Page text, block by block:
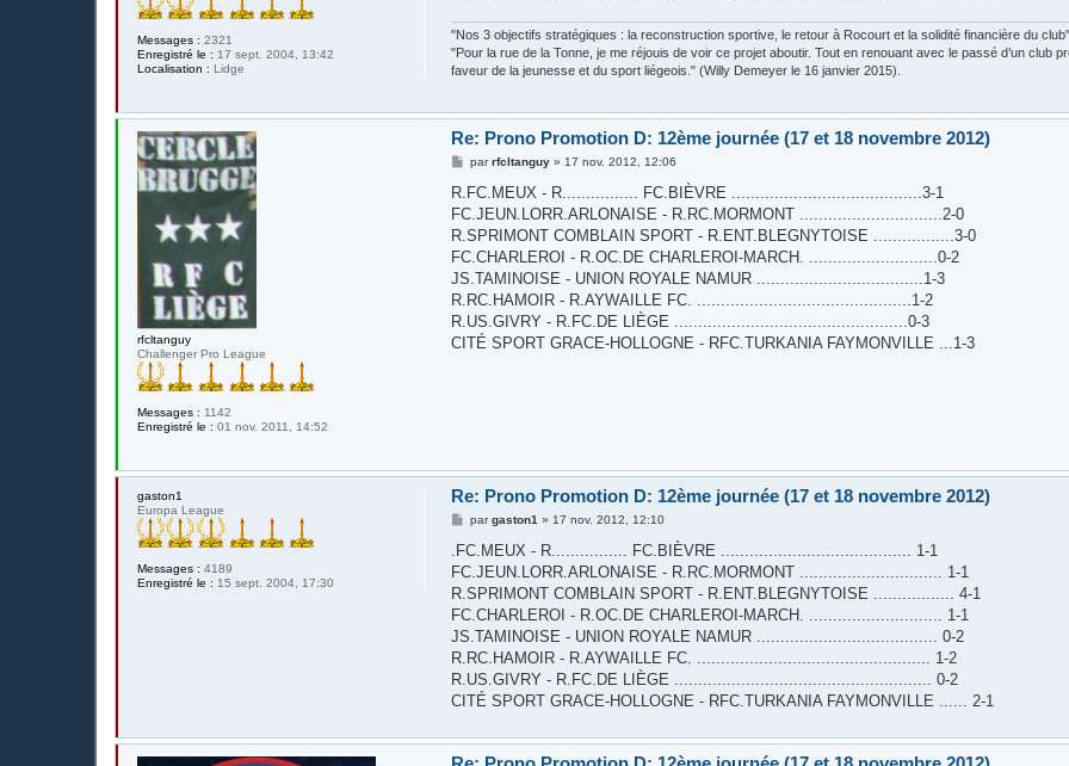
Messages : 2321
Enregistré le : 17 sept. 2004, 13:42
Localisation : Lidge
"Nos 3 objectifs stratégiques : la reconstruction sportive, le retour à Rocourt et la solidité financière du
"Pour la rue de la Tonne, je me réjouis de voir ce projet aboutir. Tout en renouant avec le passé d’un club
faveur de la jeunesse et du sport liégeois." (Willy Demeyer le 16 janvier 2015).
rfcltanguy
Challenger Pro League
Messages : 1142
Enregistré le : 01 nov. 2011, 14:52
Re: Prono Promotion D: 12ème journée (17 et 18 novembre 2012)
M
s
a
g
parrfcltanguy » 17 nov. 2012, 12:06
R.FC.MEUX - R................ FC.BIÈVRE ........................................3-1
FC.JEUN.LORR.ARLONAISE - R.RC.MORMONT ..............................2-0
R.SPRIMONT COMBLAIN SPORT - R.ENT.BLEGNYTOISE .................3-0
FC.CHARLEROI - R.OC.DE CHARLEROI-MARCH. ...........................0-2
JS.TAMINOISE - UNION ROYALE NAMUR ...................................1-3
R.RC.HAMOIR - R.AYWAILLE FC. .............................................1-2
R.US.GIVRY - R.FC.DE LIÈGE .................................................0-3
CITÉ SPORT GRACE-HOLLOGNE - RFC.TURKANIA FAYMONVILLE ...1-3
gaston1
Europa League
Messages : 4189
Enregistré le : 15 sept. 2004, 17:30
Re: Prono Promotion D: 12ème journée (17 et 18 novembre 2012)
M
s
a
g
pargaston1 » 17 nov. 2012, 12:10
.FC.MEUX - R................ FC.BIÈVRE ........................................ 1-1
FC.JEUN.LORR.ARLONAISE - R.RC.MORMONT .............................. 1-1
R.SPRIMONT COMBLAIN SPORT - R.ENT.BLEGNYTOISE ................. 4-1
FC.CHARLEROI - R.OC.DE CHARLEROI-MARCH. ............................ 1-1
JS.TAMINOISE - UNION ROYALE NAMUR ...................................... 0-2
R.RC.HAMOIR - R.AYWAILLE FC. ................................................. 1-2
R.US.GIVRY - R.FC.DE LIÈGE ...................................................... 0-2
CITÉ SPORT GRACE-HOLLOGNE - RFC.TURKANIA FAYMONVILLE ...... 2-1